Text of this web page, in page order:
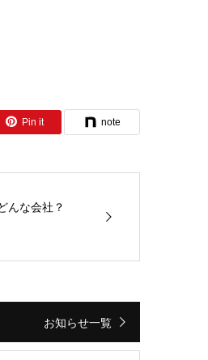
Pin it note
んな会社？
お知らせ一覧